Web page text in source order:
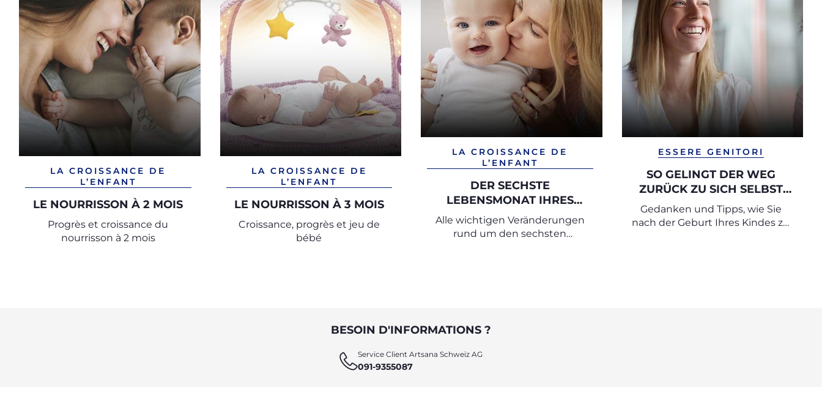
LA CROISSANCE DE
L’ENFANT
LE NOURRISSON À 2 MOIS
Progrès et croissance du
nourrisson à 2 mois
LA CROISSANCE DE
L’ENFANT
LE NOURRISSON À 3 MOIS
Croissance, progrès et jeu de
bébé
LA CROISSANCE DE
L’ENFANT
DER SECHSTE
LEBENSMONAT IHRES
BABYS
Alle wichtigen Veränderungen
rund um den sechsten
ESSERE GENITORI
SO GELINGT DER WEG
ZURÜCK ZU SICH SELBST
NACH DER MUTTERSCHAFT
Gedanken und Tipps, wie Sie
nach der Geburt Ihres Kindes zu
BESOIN D'INFORMATIONS ?
Service Client Artsana Schweiz AG
091-9355087